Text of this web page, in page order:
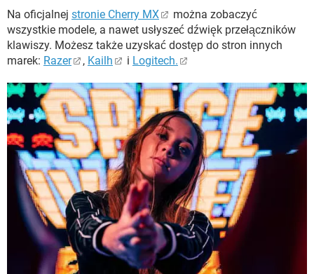
Na oficjalnej stronie Cherry MX
można zobaczyć
wszystkie modele, a nawet usłyszeć dźwięk przełączników
klawiszy. Możesz także uzyskać dostęp do stron innych
marek: Razer , Kailh i Logitech.